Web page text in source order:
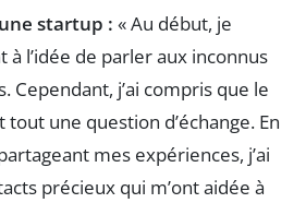
startup : « Au début, je
à l’idée de parler aux inconnus
Cependant, j’ai compris que le
une question d’échange. En
mes expériences, j’ai
précieux qui m’ont aidée à